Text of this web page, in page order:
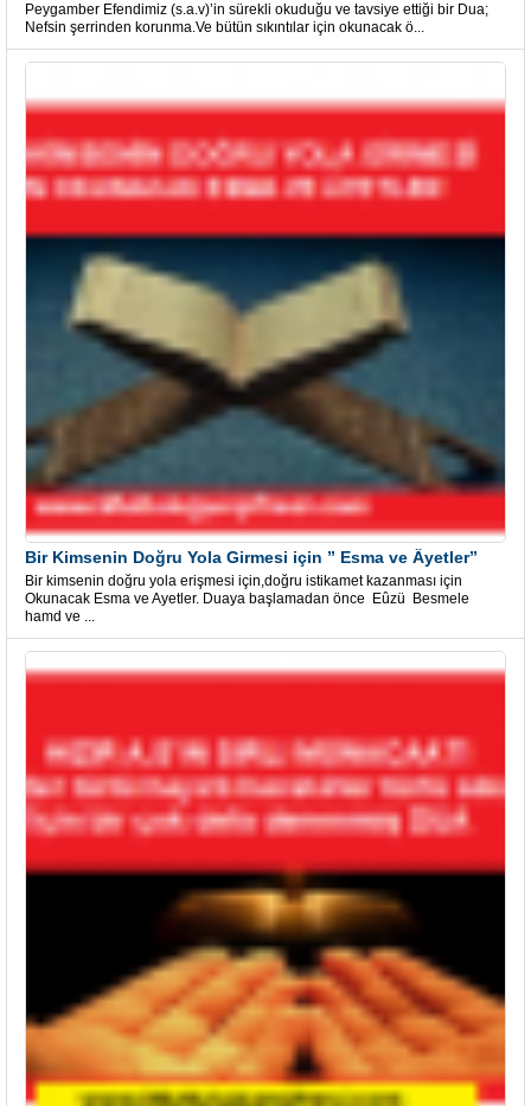
Peygamber Efendimiz (s.a.v)’in sürekli okuduğu ve tavsiye ettiği bir Dua;
Nefsin şerrinden korunma.Ve bütün sıkıntılar için okunacak ö...
Bir Kimsenin Doğru Yola Girmesi için ” Esma ve Âyetler”
Bir kimsenin doğru yola erişmesi için,doğru istikamet kazanması için
Okunacak Esma ve Ayetler. Duaya başlamadan önce Eûzü Besmele
hamd ve ...